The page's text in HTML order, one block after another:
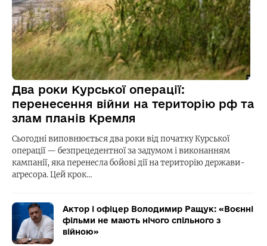
Два роки Курської операції:
перенесення війни на територію рф та
злам планів Кремля
Сьогодні виповнюється два роки від початку Курської
операції — безпрецедентної за задумом і виконанням
кампанії, яка перенесла бойові дії на територію держави-
агресора. Цей крок…
Актор і офіцер Володимир Ращук: «Воєнні
фільми не мають нічого спільного з
війною»